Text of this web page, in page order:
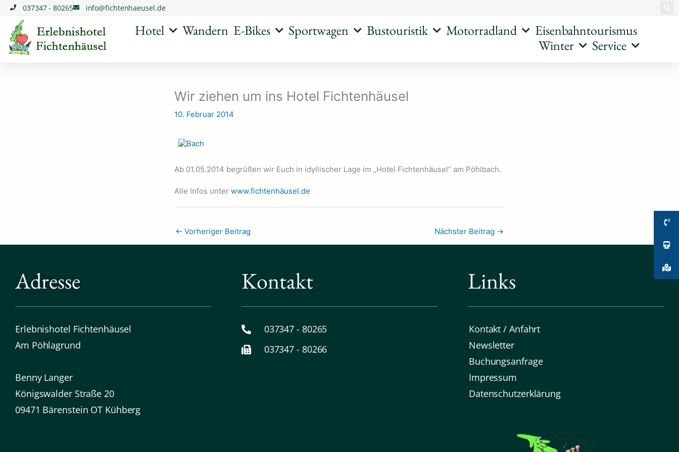
Zum
Inhalt
springen
037347 - 80265 info@fichtenhaeusel.de
Hotel Wandern E-Bikes Sportwagen Bustouristik Motorradland
Eisenbahntourismus
Winter
Service
Wir ziehen um ins Hotel Fichtenhäusel
10. Februar 2014
Ab 01.05.2014 begrüßen wir Euch in idyllischer Lage im „Hotel Fichtenhäusel“ am Pöhlbach.
Alle Infos unter www.fichtenhäusel.de
← Vorheriger Beitrag Nächster Beitrag →
Adresse
Erlebnishotel Fichtenhäusel
Am Pöhlagrund
Benny Langer
Königswalder Straße 20
09471 Bärenstein OT Kühberg
Kontakt
037347 - 80265
037347 - 80266
Links
Kontakt / Anfahrt
Newsletter
Buchungsanfrage
Impressum
Datenschutz­erklärung